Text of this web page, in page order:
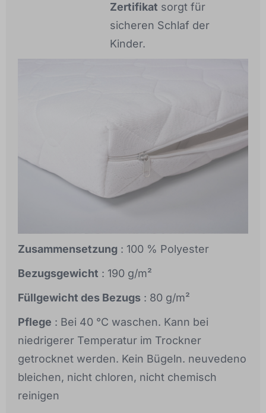
Zertifikat sorgt für
sicheren Schlaf der
Kinder.
Zusammensetzung : 100 % Polyester
Bezugsgewicht : 190 g/m²
Füllgewicht des Bezugs : 80 g/m²
Pflege : Bei 40 °C waschen. Kann bei
niedrigerer Temperatur im Trockner
getrocknet werden. Kein Bügeln. neuvedeno
bleichen, nicht chloren, nicht chemisch
reinigen